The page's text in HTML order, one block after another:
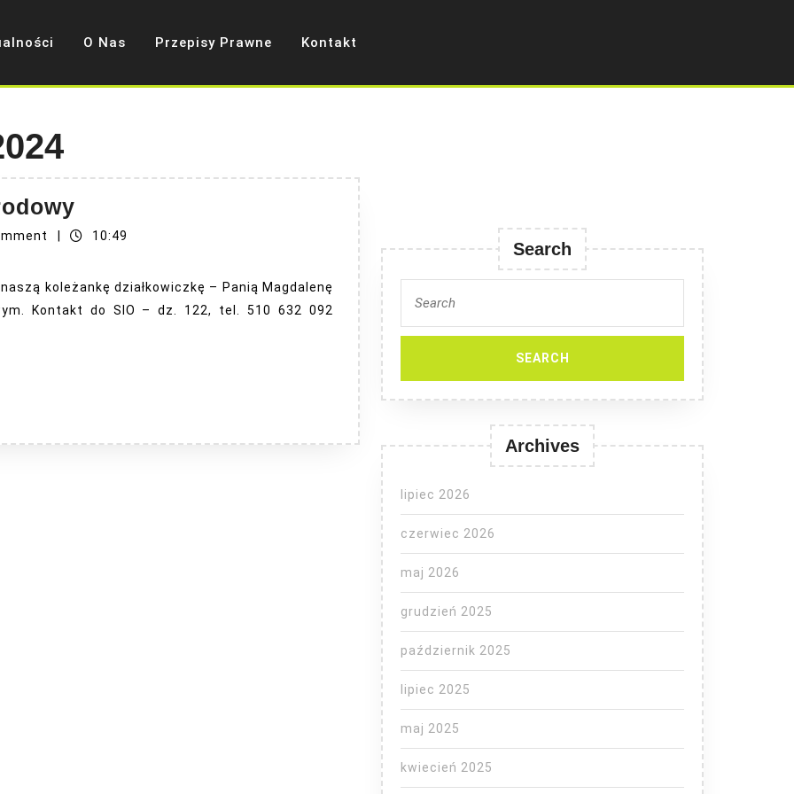
O Nas Przepisy Prawne Kontakt
instruktor
10:49
koleżankę działkowiczkę – Panią Magdalenę
Kontakt do SIO – dz. 122, tel. 510 632 092
Search
for:
Archives
lipiec 2026
czerwiec 2026
maj 2026
grudzień 2025
październik 2025
lipiec 2025
maj 2025
kwiecień 2025